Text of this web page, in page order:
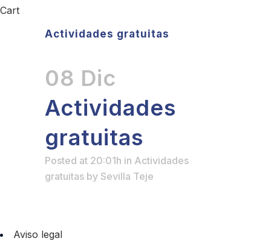
Cart
Actividades gratuitas
08 Dic
Actividades
gratuitas
Posted at 20:01h in Actividades
gratuitas by Sevilla Teje
Aviso legal